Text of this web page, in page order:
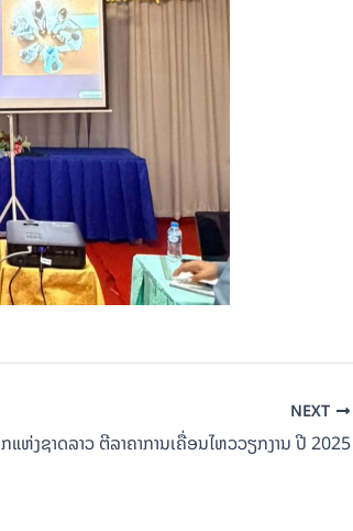
NEXT
ແຫ່ງຊາດລາວ ຕີລາຄາການເຄື່ອນໄຫວວຽກງານ ປີ 2025